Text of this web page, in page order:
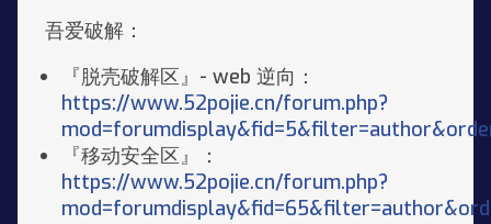
吾爱破解：
『脱壳破解区』- web 逆向：
https://www.52pojie.cn/forum.php?
『移动安全区』：
https://www.52pojie.cn/forum.php?